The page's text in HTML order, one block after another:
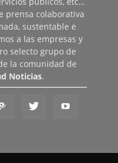
prensa colaborativa
sustentable e
a las empresas y
selecto grupo de
la comunidad de
Noticias.